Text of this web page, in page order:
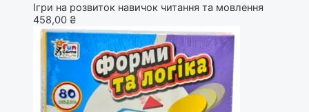
Ігри на розвиток навичок читання та мовлення
458,00 ₴